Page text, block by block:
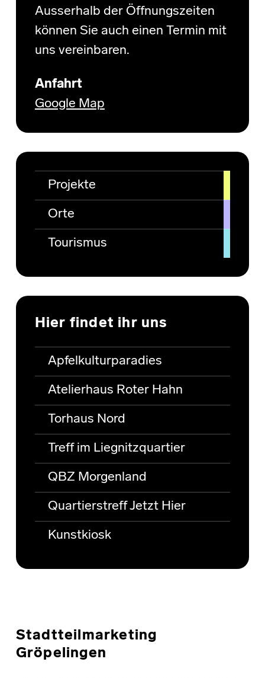
Ausserhalb der Öffnungszeiten
können Sie auch einen Termin mit
uns vereinbaren.
Anfahrt
Google Map
Projekte
Orte
Tourismus
Hier findet ihr uns
Apfelkulturparadies
Atelierhaus Roter Hahn
Torhaus Nord
Treff im Liegnitzquartier
QBZ Morgenland
Quartierstreff Jetzt Hier
Kunstkiosk
Stadtteilmarketing
Gröpelingen